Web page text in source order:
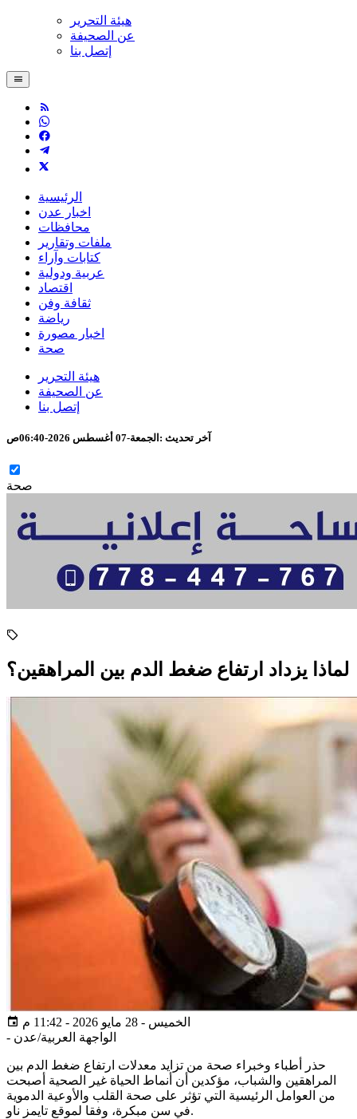
هيئة التحرير
عن الصحيفة
إتصل بنا
الرئيسية
اخبار عدن
محافظات
ملفات وتقارير
كتابات وآراء
عربية ودولية
اقتصاد
ثقافة وفن
رياضة
اخبار مصورة
صحة
هيئة التحرير
عن الصحيفة
إتصل بنا
آخر تحديث : الجمعة-07 أغسطس 2026-06:40ص
صحة
لماذا يزداد ارتفاع ضغط الدم بين المراهقين؟
الخميس - 28 مايو 2026 - 11:42 م
- الواجهة العربية/عدن
حذر أطباء وخبراء صحة من تزايد معدلات ارتفاع ضغط الدم بين
المراهقين والشباب، مؤكدين أن أنماط الحياة غير الصحية أصبحت
من العوامل الرئيسية التي تؤثر على صحة القلب والأوعية الدموية
في سن مبكرة، وفقا لموقع تايمز ناو.